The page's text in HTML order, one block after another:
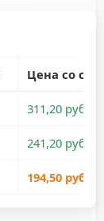
Цена со
311,20 руб.
241,20 руб.
194,50 руб.